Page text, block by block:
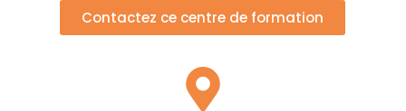
Contactez ce centre de formation